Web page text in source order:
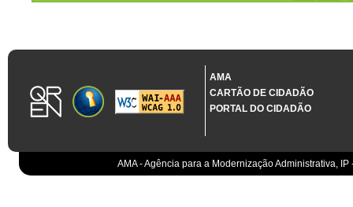
AMA
CARTÃO DE CIDADÃO
PORTAL DO CIDADÃO
AMA - Agência para a Modernização Administrativa,